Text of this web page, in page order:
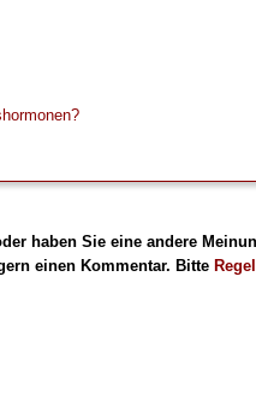
haben Sie eine andere
einen Kommentar. Bitte